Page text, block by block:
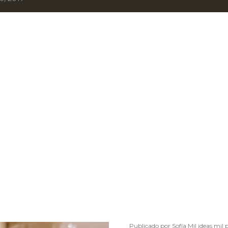
Publicado por Sofía Mil ideas mil